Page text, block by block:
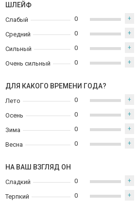
ШЛЕЙФ
Слабый
Средний
Сильный
Очень сильный
0 +
0 +
0 +
0 +
ДЛЯ КАКОГО ВРЕМЕНИ ГОДА?
Лето
Осень
Зима
Весна
0 +
0 +
0 +
0 +
НА ВАШ ВЗГЛЯД ОН
Сладкий
Терпкий
0 +
0 +